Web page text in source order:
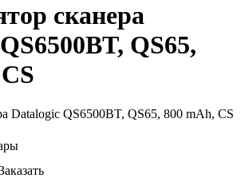
сканера
QS65,
Datalogic QS6500BT, QS65, 800 mAh, CS